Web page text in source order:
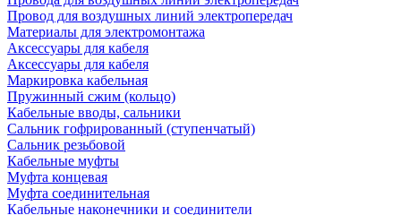
Провод для воздушных линий электропередач
Материалы для электромонтажа
Аксессуары для кабеля
Аксессуары для кабеля
Маркировка кабельная
Пружинный сжим (кольцо)
Кабельные вводы, сальники
Сальник гофрированный (ступенчатый)
Сальник резьбовой
Кабельные муфты
Муфта концевая
Муфта соединительная
Кабельные наконечники и соединители